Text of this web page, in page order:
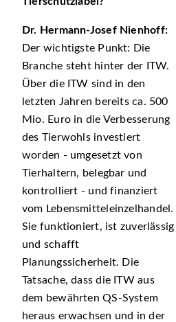
Dr. Hermann-Josef Nienhoff:
Der wichtigste Punkt: Die
Branche steht hinter der ITW.
Über die ITW sind in den
letzten Jahren bereits ca. 500
Mio. Euro in die Verbesserung
des Tierwohls investiert
worden - umgesetzt von
Tierhaltern, belegbar und
kontrolliert - und finanziert
vom Lebensmitteleinzelhandel.
Sie funktioniert, ist zuverlässig
und schafft
Planungssicherheit. Die
Tatsache, dass die ITW aus
dem bewährten QS-System
heraus erwachsen und in der